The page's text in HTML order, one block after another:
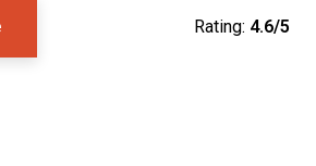
Rating: 4.6/5